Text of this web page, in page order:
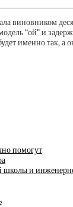
виновником
“ой” и
именно так, а
помогут
школы и